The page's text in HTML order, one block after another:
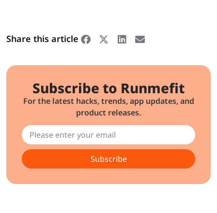
Share this article
Subscribe to Runmefit
For the latest hacks, trends, app updates, and
product releases.
Subscribe